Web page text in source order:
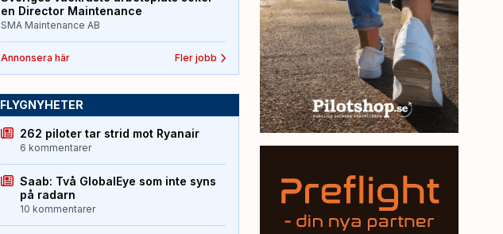
en Director Maintenance
SMA Maintenance AB
Annonsera här Fler jobb
FLYGNYHETER
262 piloter tar strid mot Ryanair
6 kommentarer
Saab: Två GlobalEye som inte syns
på radarn
10 kommentarer